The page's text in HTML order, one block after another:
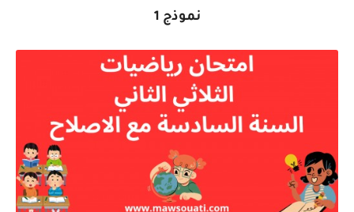
نموذج 1